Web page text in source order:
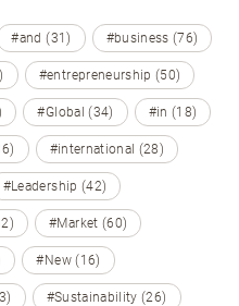
#and (31) #business (76)
#entrepreneurship (50)
#Global (34) #in (18)
#international (28)
#Leadership (42)
#Market (60)
#New (16)
#Sustainability (26)